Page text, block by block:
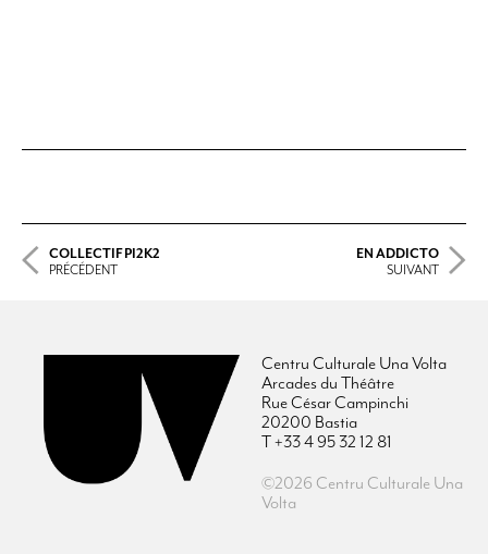
COLLECTIF PI2K2
PRÉCÉDENT
EN ADDICTO
SUIVANT
Centru Culturale Una Volta
Arcades du Théâtre
Rue César Campinchi
20200 Bastia
T +33 4 95 32 12 81
©2026 Centru Culturale Una
Volta